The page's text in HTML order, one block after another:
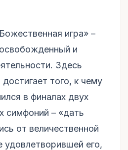
игра» –
и
Здесь
того, к чему
в финалах двух
симфоний – «дать
от величественной
удовлетворившей его,